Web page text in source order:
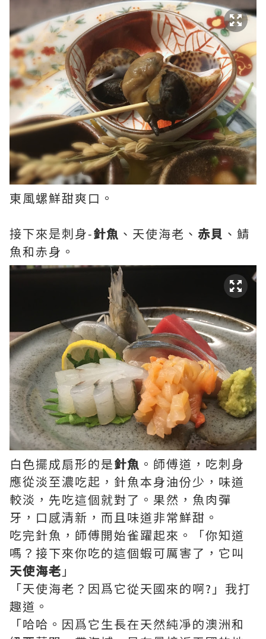
東風螺鮮甜爽口。
接下來是刺身-針魚 、天使海老、 赤貝 、鯖
魚和赤身。
白色擺成扇形的是針魚 。師傅道，吃刺身
應從淡至濃吃起， 針魚本身油份少，味道
較淡，先吃這個就對了。果然，魚肉彈
牙，口感清新，而且味道非常鮮甜。
吃完針魚，師傅開始雀躍起來。「你知道
嗎？接下來你吃的這個蝦可厲害了，它叫
天使海老 」
「天使海老？因爲它從天國來的啊?」我打
趣道。
「哈哈。因爲它生長在天然純凈的澳洲和